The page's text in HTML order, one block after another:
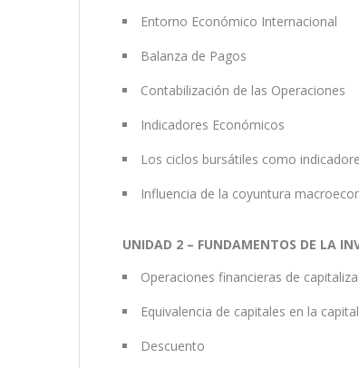
Entorno Económico Internacional
Balanza de Pagos
Contabilización de las Operaciones
Indicadores Económicos
Los ciclos bursátiles como
Influencia de la coyuntura
UNIDAD 2 – FUNDAMENTOS DE LA
Operaciones financieras de
Equivalencia de capitales en la
Descuento